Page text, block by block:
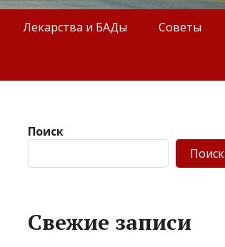
Лекарства и БАДы Советы
Поиск
Поиск
Свежие записи